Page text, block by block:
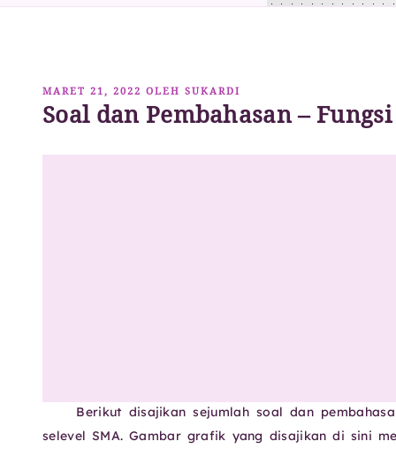
DIPOSKAN
PADA
MARET 21, 2022 OLEH SUKARDI
Soal dan Pembahasan –
Berikut disajikan sejumlah soal dan
selevel SMA. Gambar grafik yang disajikan di sini